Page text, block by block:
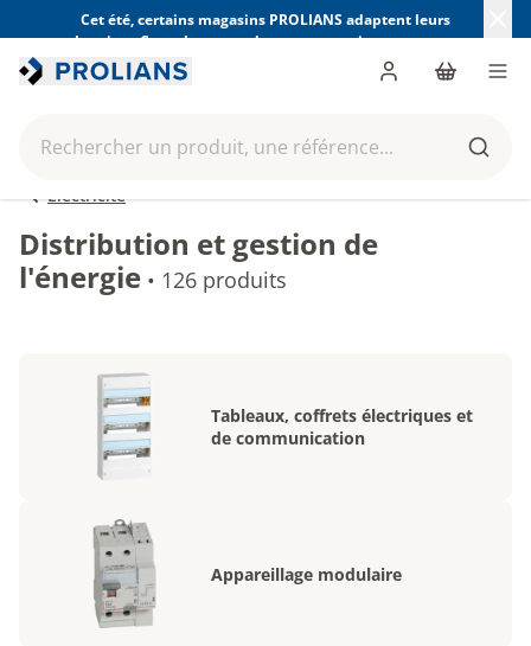
Cet été, certains magasins PROLIANS adaptent leurs
horaires. Consultez ceux de votre magasin avant votre
visite.
Rechercher un produit, une référence...
Panier
Électricité
Distribution et gestion de
l'énergie • 126 produits
Tableaux, coffrets électriques et
de communication
Appareillage modulaire